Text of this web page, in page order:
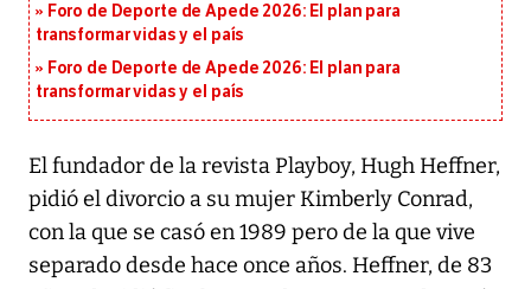
Foro de Deporte de Apede 2026: El plan para
transformar vidas y el país
Foro de Deporte de Apede 2026: El plan para
transformar vidas y el país
El fundador de la revista Playboy, Hugh Heffner,
pidió el divorcio a su mujer Kimberly Conrad,
con la que se casó en 1989 pero de la que vive
separado desde hace once años. Heffner, de 83